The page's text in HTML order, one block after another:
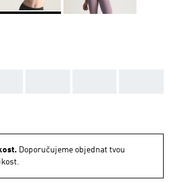
Doporučujeme objednat tvou